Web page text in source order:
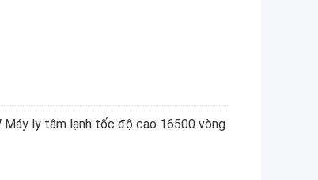
ly tâm lạnh tốc độ cao 16500 vòng